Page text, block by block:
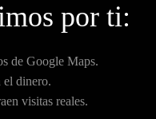
por ti:
de Google Maps.
el dinero.
visitas reales.